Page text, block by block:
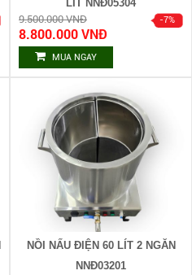
LÍT NNĐ05304
9.500.000 VNĐ
8.800.000 VNĐ
MUA NGAY
NỒI NẤU ĐIỆN 60 LÍT 2 NGĂN
NNĐ03201